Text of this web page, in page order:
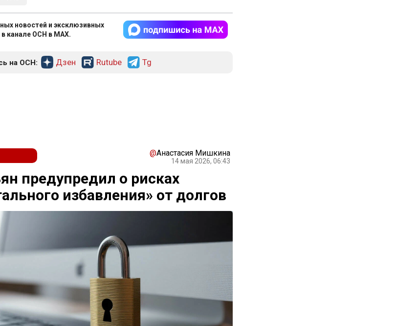
новостей и эксклюзивных
канале ОСН в MAX.
на ОСН: Дзен Rutube Tg
@Анастасия Мишкина
14 мая 2026, 06:43
предупредил о рисках
избавления» от долгов